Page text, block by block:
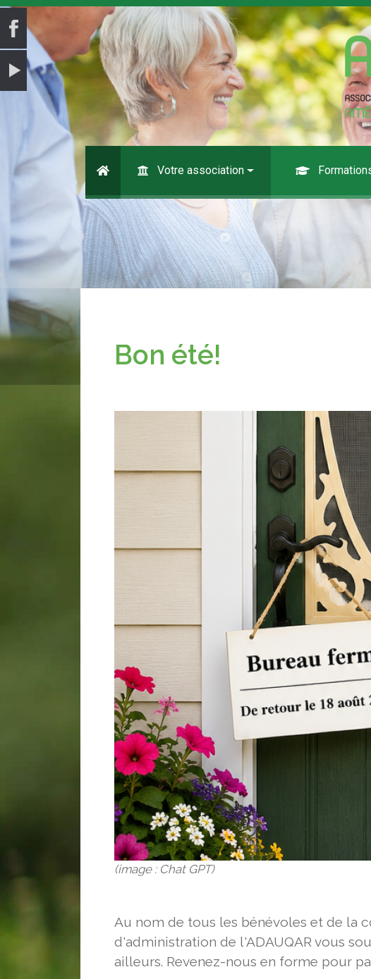
Votre association
Bon été!
(image : Chat GPT)
Au nom de tous les bénévoles et de la
d'administration de l'ADAUQAR vous
ailleurs. Revenez-nous en forme pour